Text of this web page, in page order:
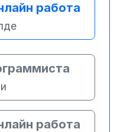
работа
работа